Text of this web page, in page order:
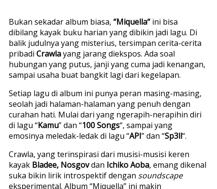
Bukan sekadar album biasa, “Miquella“ ini bisa
dibilang kayak buku harian yang dibikin jadi lagu. Di
balik judulnya yang misterius, tersimpan cerita-cerita
pribadi Crawlayang jarang diekspos. Ada soal
hubungan yang putus, janji yang cuma jadi kenangan,
sampai usaha buat bangkit lagi dari kegelapan.
Setiap lagu di album ini punya peran masing-masing,
seolah jadi halaman-halaman yang penuh dengan
curahan hati. Mulai dari yang ngerapih-nerapihin diri
di lagu “Kamu” dan “100 Songs“, sampai yang
emosinya meledak-ledak di lagu “API” dan “Sp3ll“.
Crawla, yang terinspirasi dari musisi-musisi keren
kayak Bladee, Nosgovdan Ichiko Aoba, emang dikenal
suka bikin lirik introspektif dengan soundscape
eksperimental. Album “Miquella” ini makin